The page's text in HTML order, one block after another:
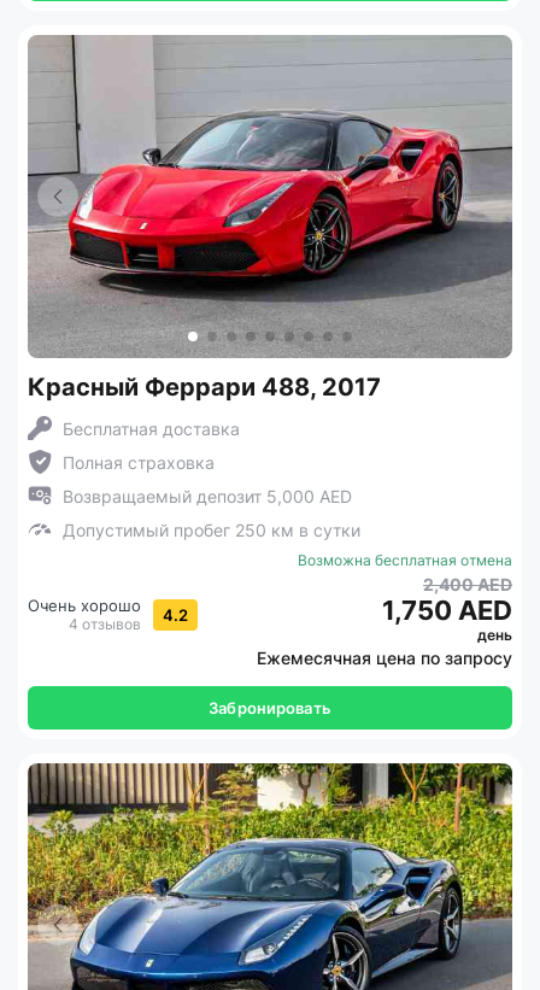
Красный Феррари 488, 2017
Бесплатная доставка
Полная страховка
Возвращаемый депозит 5,000 AED
Допустимый пробег 250 км в сутки
Очень хорошо
4 отзывов 4.2
Возможна бесплатная отмена
2,400 AED
1,750 AED
день
Ежемесячная цена по запросу
Забронировать